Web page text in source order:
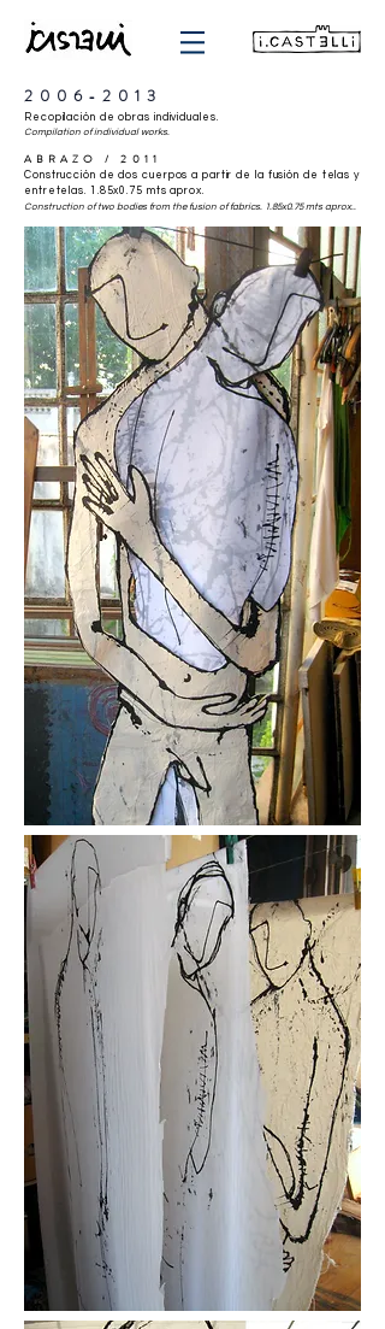
2006-2013
Recopilación de obras individuales.
Compilation of individual works.
ABRAZO / 2011
Construcción de dos cuerpos a partir de la fusión de telas y
entretelas. 1.85x0.75 mts aprox.
Construction of two bodies from the fusion of fabrics. 1.85x0.75 mts aprox..